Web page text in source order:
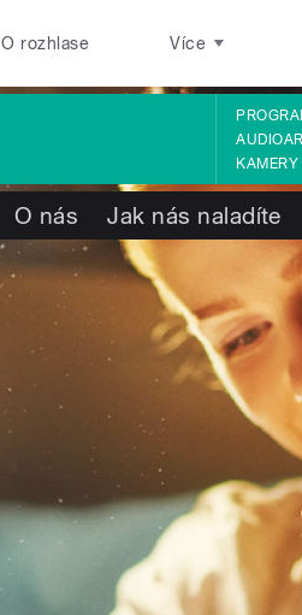
O rozhlase Více
KAMERY
O nás Jak nás naladíte